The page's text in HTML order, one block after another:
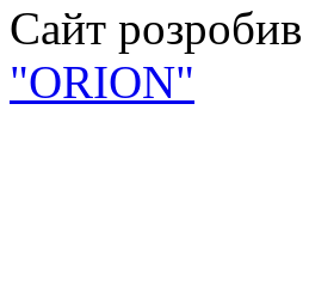
Сайт розробив
"ORION"